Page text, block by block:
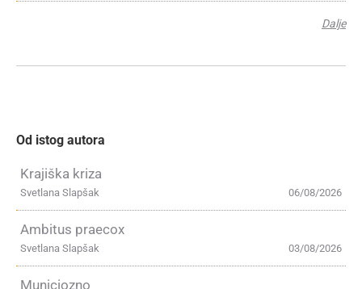
Dalje
Od istog autora
Krajiška kriza
06/08/2026
Svetlana Slapšak
Ambitus praecox
03/08/2026
Svetlana Slapšak
Municiozno